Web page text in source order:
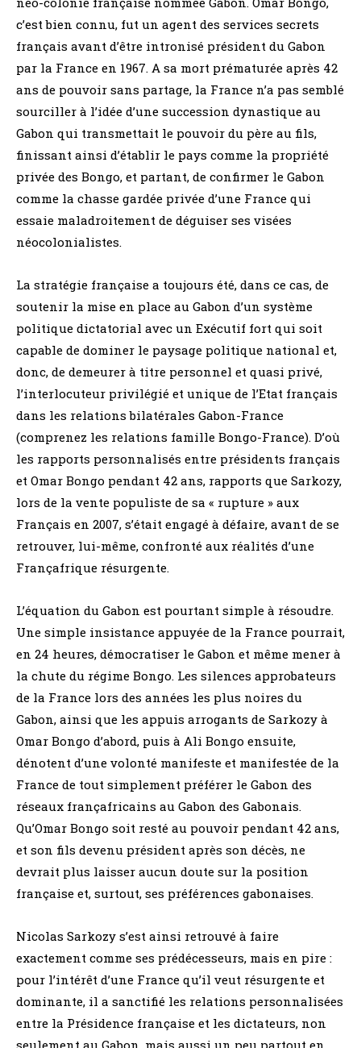
c’est bien connu, fut un agent des services secrets
français avant d’être intronisé président du Gabon
par la France en 1967. A sa mort prématurée après 42
ans de pouvoir sans partage, la France n’a pas semblé
sourciller à l’idée d’une succession dynastique au
Gabon qui transmettait le pouvoir du père au fils,
finissant ainsi d’établir le pays comme la propriété
privée des Bongo, et partant, de confirmer le Gabon
comme la chasse gardée privée d’une France qui
essaie maladroitement de déguiser ses visées
néocolonialistes.
La stratégie française a toujours été, dans ce cas, de
soutenir la mise en place au Gabon d’un système
politique dictatorial avec un Exécutif fort qui soit
capable de dominer le paysage politique national et,
donc, de demeurer à titre personnel et quasi privé,
l’interlocuteur privilégié et unique de l’Etat français
dans les relations bilatérales Gabon-France
(comprenez les relations famille Bongo-France). D’où
les rapports personnalisés entre présidents français
et Omar Bongo pendant 42 ans, rapports que Sarkozy,
lors de la vente populiste de sa « rupture » aux
Français en 2007, s’était engagé à défaire, avant de se
retrouver, lui-même, confronté aux réalités d’une
Françafrique résurgente.
L’équation du Gabon est pourtant simple à résoudre.
Une simple insistance appuyée de la France pourrait,
en 24 heures, démocratiser le Gabon et même mener à
la chute du régime Bongo. Les silences approbateurs
de la France lors des années les plus noires du
Gabon, ainsi que les appuis arrogants de Sarkozy à
Omar Bongo d’abord, puis à Ali Bongo ensuite,
dénotent d’une volonté manifeste et manifestée de la
France de tout simplement préférer le Gabon des
réseaux françafricains au Gabon des Gabonais.
Qu’Omar Bongo soit resté au pouvoir pendant 42 ans,
et son fils devenu président après son décès, ne
devrait plus laisser aucun doute sur la position
française et, surtout, ses préférences gabonaises.
Nicolas Sarkozy s’est ainsi retrouvé à faire
exactement comme ses prédécesseurs, mais en pire :
pour l’intérêt d’une France qu’il veut résurgente et
dominante, il a sanctifié les relations personnalisées
entre la Présidence française et les dictateurs, non